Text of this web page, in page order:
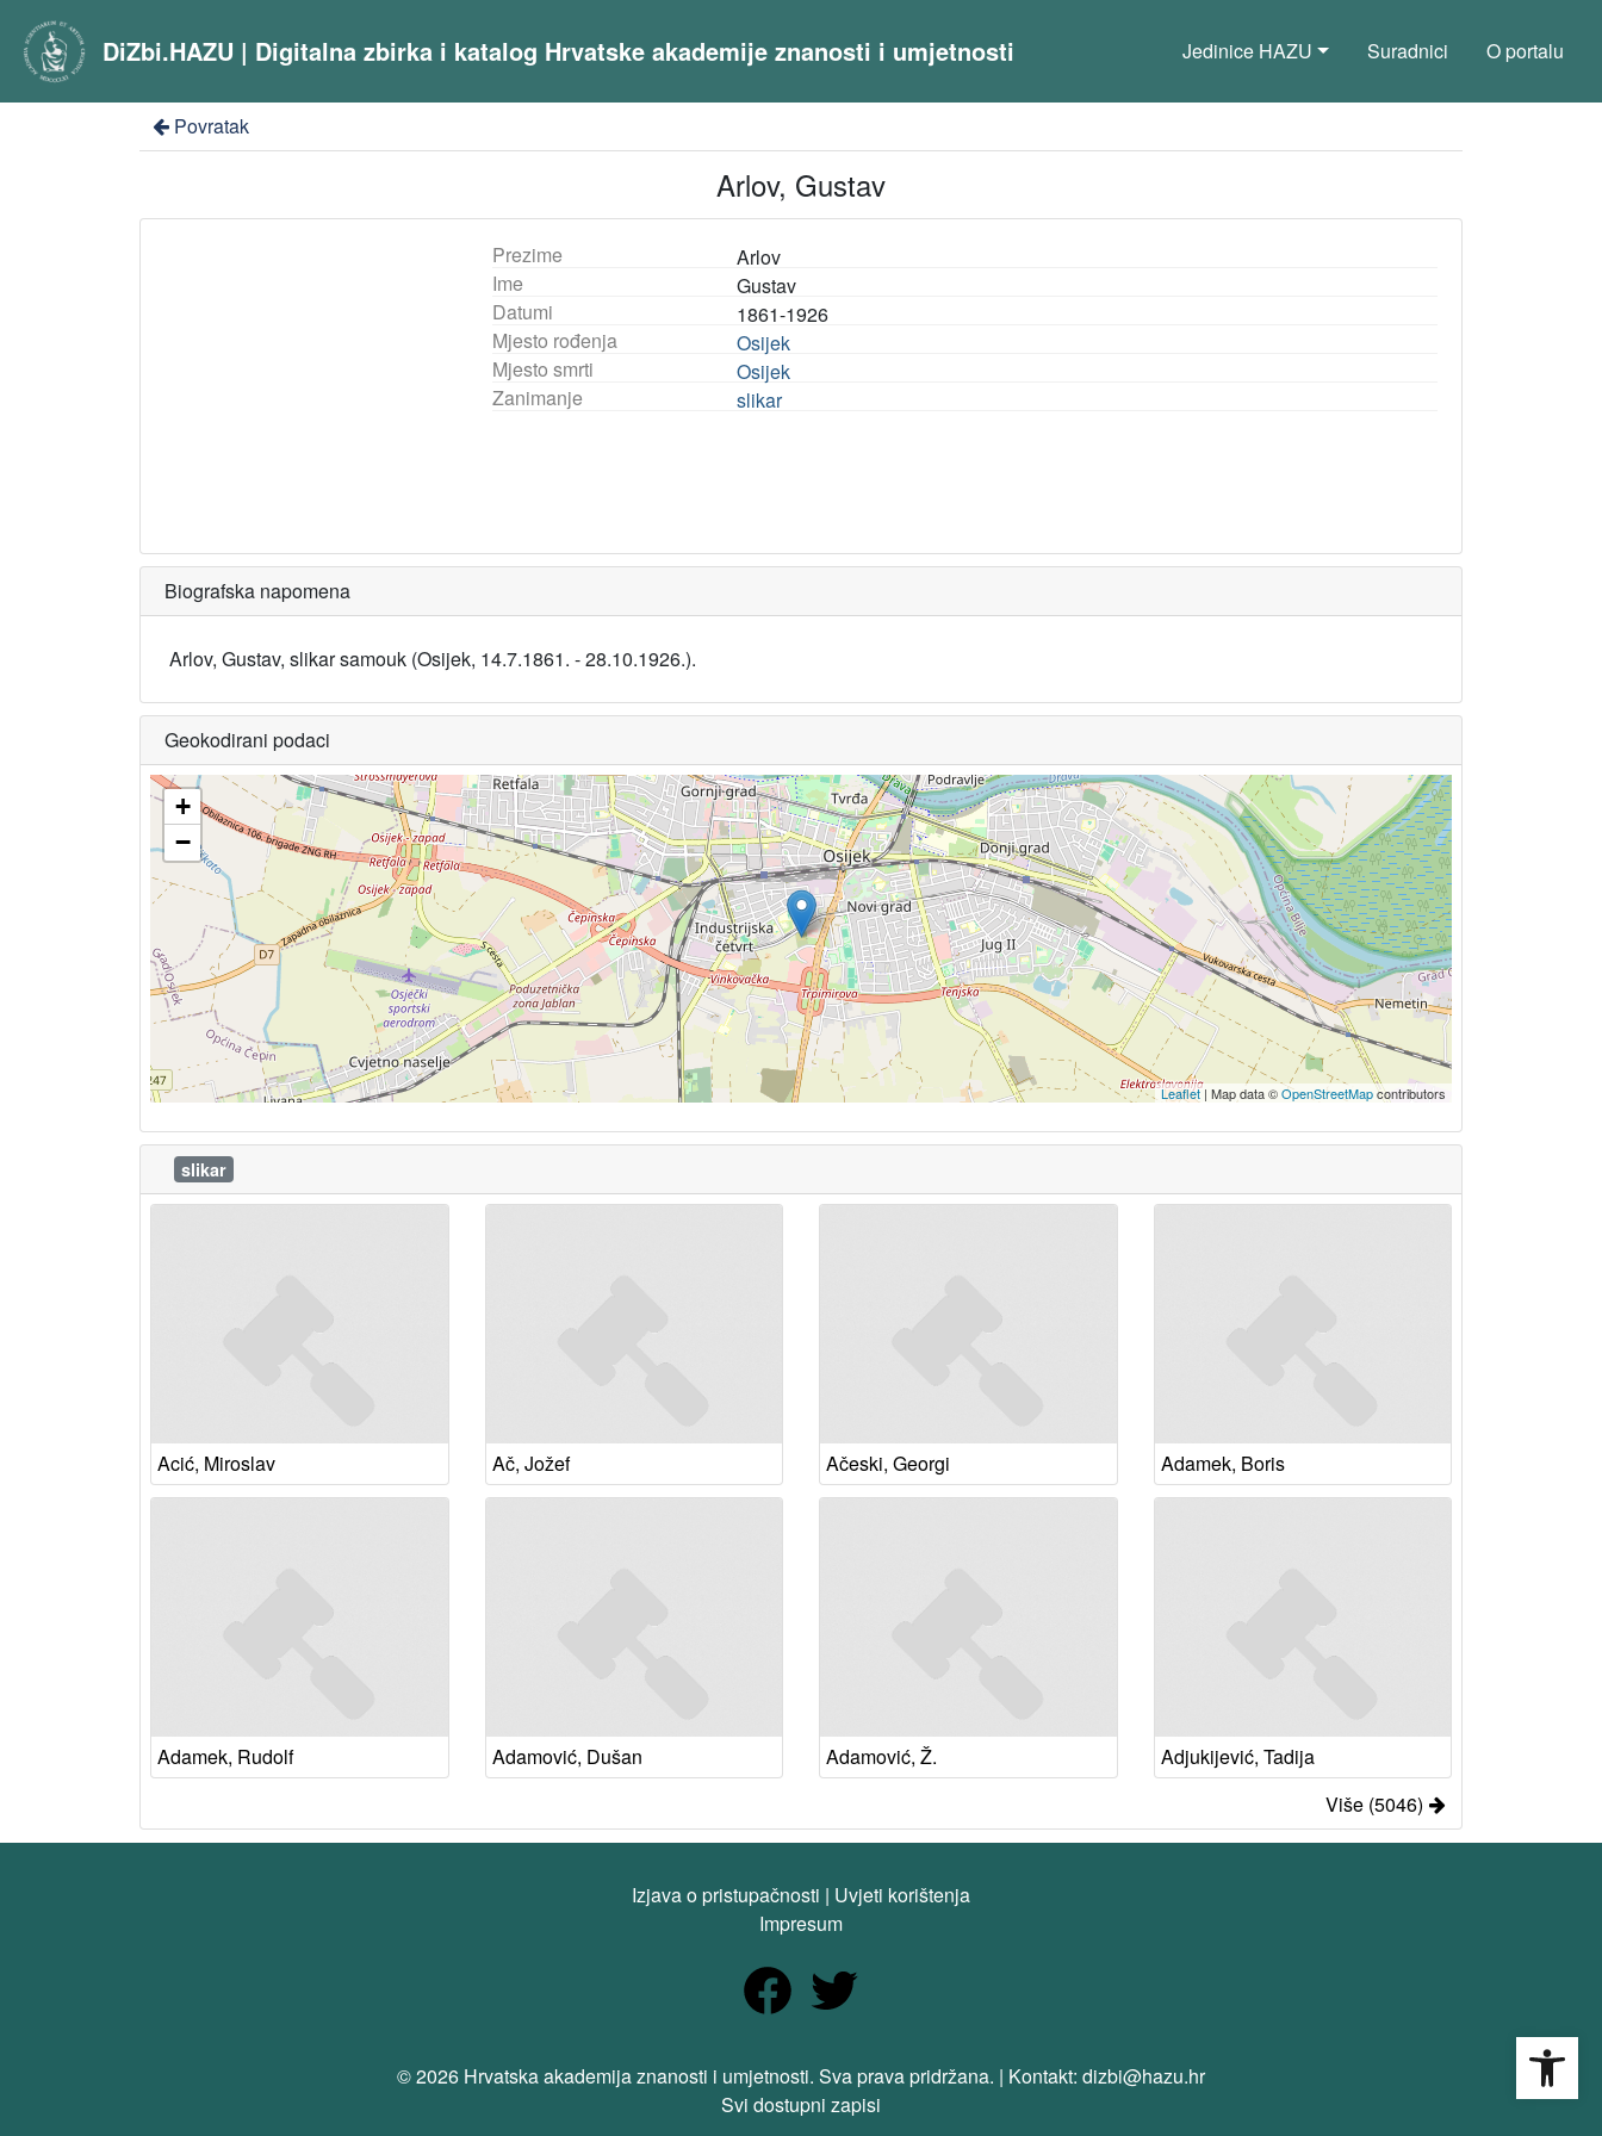
DiZbi.HAZU | Digitalna zbirka i katalog Hrvatske akademije znanosti i umjetnosti Jedinice HAZU Suradnici O portalu
Povratak
Arlov, Gustav
Prezime
Arlov
Ime
Gustav
Datumi
1861-1926
Mjesto rođenja
Osijek
Mjesto smrti
Osijek
Zanimanje
slikar
Biografska napomena
Arlov, Gustav, slikar samouk (Osijek, 14.7.1861. - 28.10.1926.).
Geokodirani podaci
+
−
Leaflet| Map data ©OpenStreetMapcontributors
slikar
Acić, Miroslav Ač, Jožef Ačeski, Georgi Adamek, Boris
Adamek, Rudolf Adamović, Dušan Adamović, Ž.
Adjukijević, Tadija
Više (5046)
Izjava o pristupačnosti | Uvjeti korištenja
Impresum
© 2026 Hrvatska akademija znanosti i umjetnosti. Sva prava pridržana. | Kontakt: dizbi@hazu.hr
Svi dostupni zapisi